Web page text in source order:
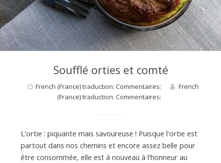
Soufflé orties et comté
French (France) traduction: Commentaires:
French
(France) traduction: Commentaires:
L’ortie : piquante mais savoureuse ! Puisque l’ortie est
partout dans nos chemins et encore assez belle pour
être consommée, elle est à nouveau à l’honneur au